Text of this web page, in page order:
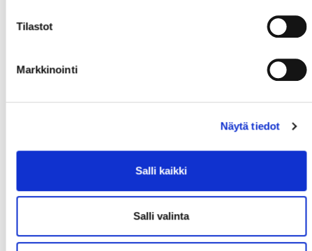
Tilastot
Markkinointi
Näytä tiedot
Salli kaikki
Salli valinta